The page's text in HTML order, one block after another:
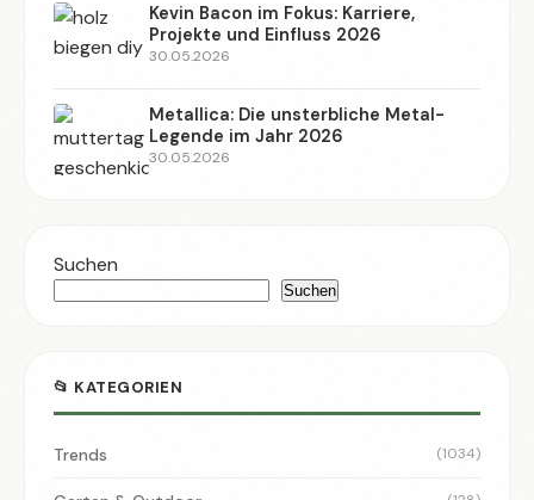
Kevin Bacon im Fokus: Karriere,
Projekte und Einfluss 2026
30.05.2026
Metallica: Die unsterbliche Metal-
Legende im Jahr 2026
30.05.2026
Suchen
Suchen
📂 KATEGORIEN
Trends (1034)